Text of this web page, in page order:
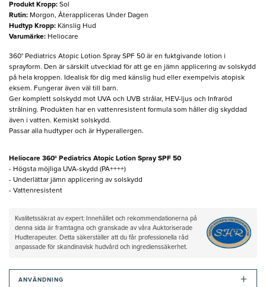
Produkt Kropp: Sol
Rutin: Morgon, Återappliceras Under Dagen
Hudtyp Kropp: Känslig Hud
Varumärke: Heliocare
360° Pediatrics Atopic Lotion Spray SPF 50 är en fuktgivande lotion i
sprayform. Den är särskilt utvecklad för att ge en jämn applicering av solskydd
på hela kroppen. Idealisk för dig med känslig hud eller exempelvis atopisk
eksem. Fungerar även väl till barn.
Ger komplett solskydd mot UVA och UVB strålar, HEV-ljus och Infraröd
strålning. Produkten har en vattenresistent formula som håller dig skyddad
även i vatten. Kemiskt solskydd.
Passar alla hudtyper och är Hyperallergen.
Heliocare 360° Pediatrics Atopic Lotion Spray SPF 50
- Högsta möjliga UVA-skydd (PA++++)
- Underlättar jämn applicering av solskydd
- Vattenresistent
Kvalitetssäkrat av expert: Innehållet och rekommendationerna på
denna sida är framtagna och granskade av våra Auktoriserade
Hudterapeuter. Detta säkerställer att du får professionella råd
anpassade för skandinavisk hudvård och ingredienssäkerhet.
ANVÄNDNING +